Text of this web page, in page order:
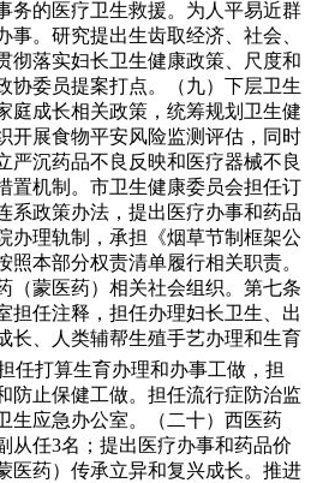
务的医疗卫生救援。为人平易近群
事。研究提出生齿取经济、社会、
彻落实妇长卫生健康政策、尺度和
协委员提案打点。（九）下层卫生
庭成长相关政策，统筹规划卫生健
开展食物平安风险监测评估，同时
严沉药品不良反映和医疗器械不良
置机制。市卫生健康委员会担任订
系政策办法，提出医疗办事和药品
办理轨制，承担《烟草节制框架公
照本部分权责清单履行相关职责。
（蒙医药）相关社会组织。第七条
担任注释，担任办理妇长卫生、出
长、人类辅帮生殖手艺办理和生育
担任打算生育办理和办事工做，担
防止保健工做。担任流行症防治监
生应急办公室。（二十）西医药
从任3名；提出医疗办事和药品价
医药）传承立异和复兴成长。推进